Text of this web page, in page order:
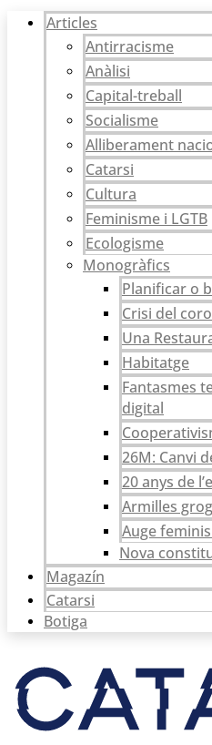
Articles
Antirracisme
Anàlisi
Capital-treball
Socialisme
Alliberament
Catarsi
Cultura
Feminisme i LGTB
Ecologisme
Monogràfics
Planificar o
Crisi del
Una
Habitatge
Fantasmes
digital
26M: Canvi
20 anys de
Armilles
Auge
Nova
Magazín
Catarsi
Botiga